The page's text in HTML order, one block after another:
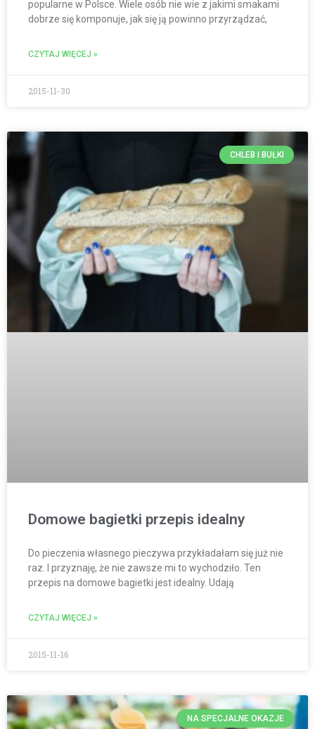
popularne w Polsce. Wiele osób nie wie z jakimi smakami
dobrze się komponuje, jak się ją powinno przyrządzać,
CZYTAJ WIĘCEJ »
2015-11-30
CHLEB I BUŁKI
Domowe bagietki przepis idealny
Do pieczenia własnego pieczywa przykładałam się już nie
raz. I przyznaję, że nie zawsze mi to wychodziło. Ten
przepis na domowe bagietki jest idealny. Udają
CZYTAJ WIĘCEJ »
2015-11-16
NA SPECJALNE OKAZJE